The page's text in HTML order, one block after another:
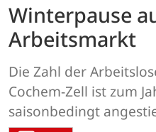
Winterpause
Arbeitsmarkt
Die Zahl der
Cochem-Zell ist zum
saisonbedingt